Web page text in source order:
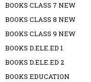
BOOKS CLASS 7 NEW
BOOKS CLASS 8 NEW
BOOKS CLASS 9 NEW
BOOKS D.ELE.ED 1
BOOKS D.ELE.ED 2
BOOKS EDUCATION